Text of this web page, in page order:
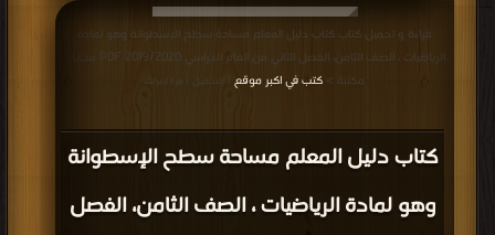
كتاب دليل المعلم مساحة سطح الإسطوانة
وهو لمادة الرياضيات ، الصف الثامن، الفصل
قراءة و تحميل كتاب كتاب دليل المعلم مساحة سطح الإسطوانة وهو لمادة
الرياضيات ، الصف الثامن، الفصل الثاني من العام الدراسي 2019/2020 PDF مجانا |
مكتبة > كتب في اكبر موقع | التحميل : مرة/مرات